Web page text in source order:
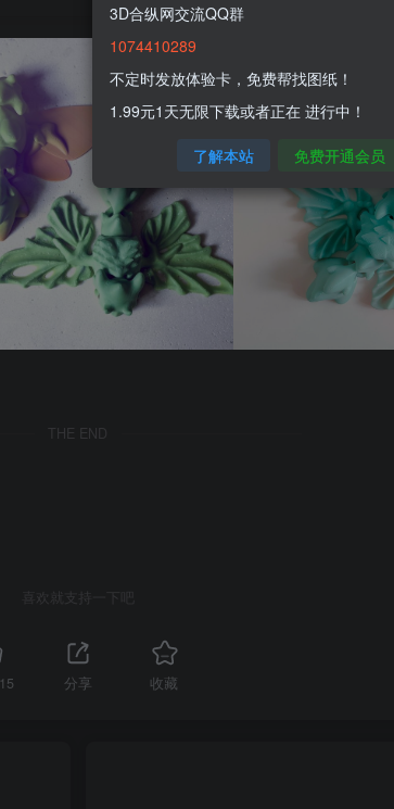
THE END
喜欢就支持一下吧
15 分享 收藏
3D合纵网交流QQ群
1074410289
不定时发放体验卡，免费帮找图纸！
1.99元1天无限下载或者正在 进行中！
了解本站 免费开通会员